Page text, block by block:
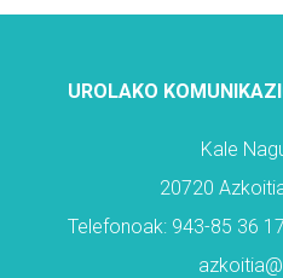
UROLAKO
Kale
20720
Telefonoak: 943-85 36